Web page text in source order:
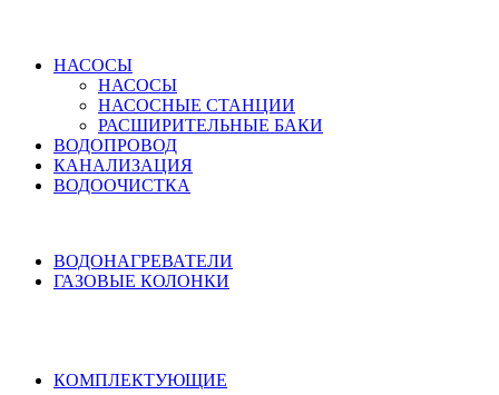
НАСОСЫ
НАСОСЫ
НАСОСНЫЕ СТАНЦИИ
РАСШИРИТЕЛЬНЫЕ БАКИ
ВОДОПРОВОД
КАНАЛИЗАЦИЯ
ВОДООЧИСТКА
ВОДОНАГРЕВАТЕЛИ
ГАЗОВЫЕ КОЛОНКИ
КОМПЛЕКТУЮЩИЕ